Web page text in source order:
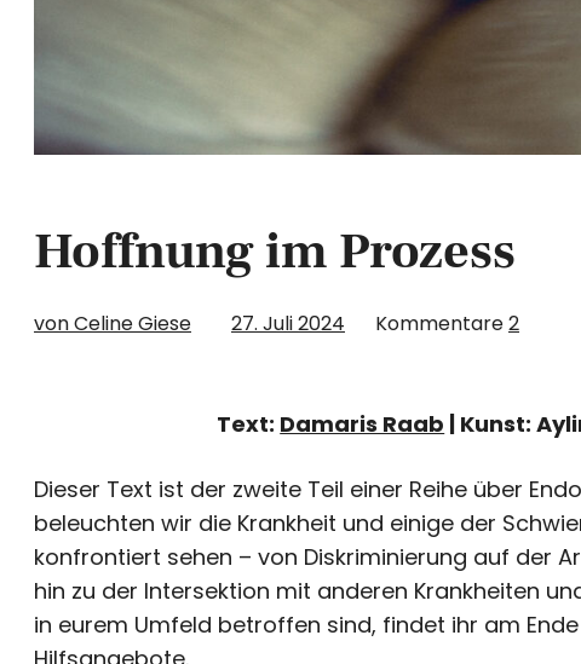
Hoffnung im Prozess
von Celine Giese 27. Juli 2024 Kommentare2
Text: Damaris Raab | Kunst:
Dieser Text ist der zweite Teil einer Reihe über
beleuchten wir die Krankheit und einige der
konfrontiert sehen – von Diskriminierung auf der
hin zu der Intersektion mit anderen Krankheiten
in eurem Umfeld betroffen sind, findet ihr am